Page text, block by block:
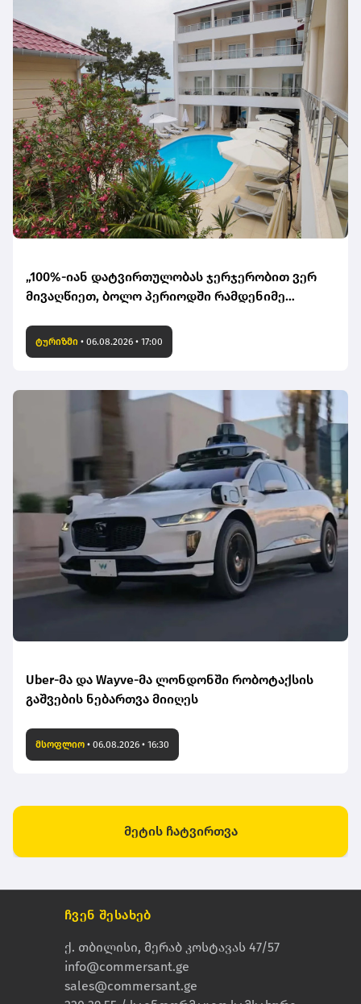
„100%-იან დატვირთულობას ჯერჯერობით ვერ
მივაღწიეთ, ბოლო პერიოდში რამდენიმე
ტურიზმი • 06.08.2026 • 17:00
Uber-მა და Wayve-მა ლონდონში რობოტაქსის
გაშვების ნებართვა მიიღეს
მსოფლიო • 06.08.2026 • 16:30
მეტის ჩატვირთვა
ჩვენ შესახებ
ქ. თბილისი, მერაბ კოსტავას 47/57
info@commersant.ge
sales@commersant.ge